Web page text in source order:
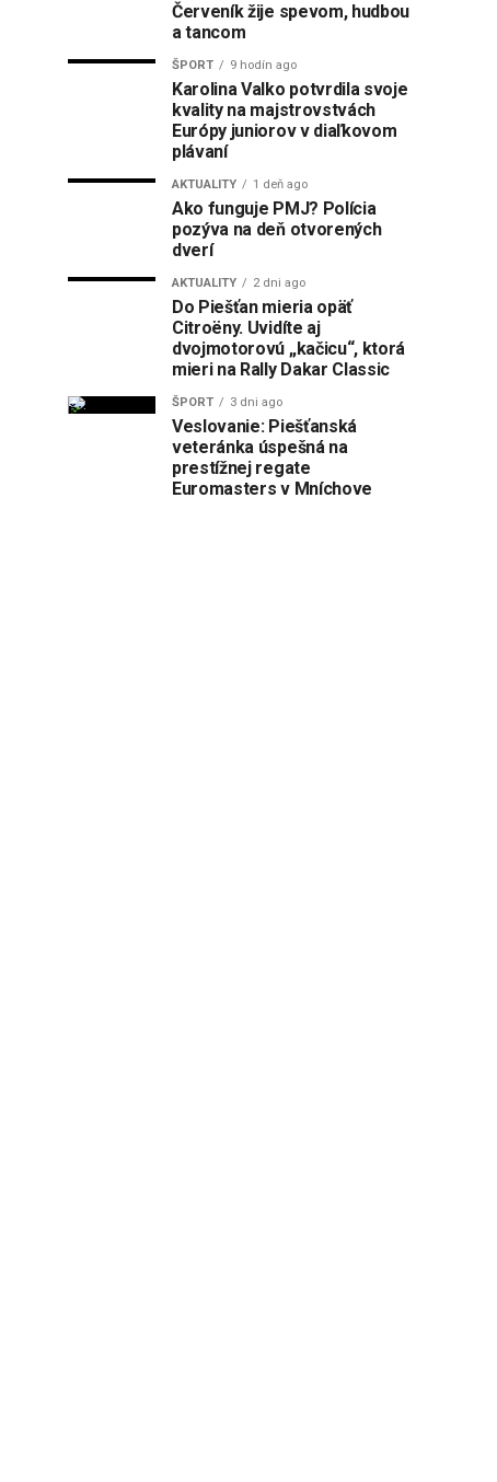
Červeník žije spevom, hudbou
a tancom
ŠPORT 9 hodín ago
Karolina Valko potvrdila svoje
kvality na majstrovstvách
Európy juniorov v diaľkovom
plávaní
AKTUALITY 1 deň ago
Ako funguje PMJ? Polícia
pozýva na deň otvorených
dverí
AKTUALITY 2 dni ago
Do Piešťan mieria opäť
Citroëny. Uvidíte aj
dvojmotorovú „kačicu“, ktorá
mieri na Rally Dakar Classic
ŠPORT 3 dni ago
Veslovanie: Piešťanská
veteránka úspešná na
prestížnej regate
Euromasters v Mníchove